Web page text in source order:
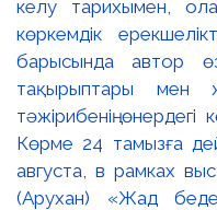
келу тарихымен,
көркемдік
барысында автор өз
тақырыптары мен
тәжірибенің өнердегі
Көрме 24 тамызға
августа, в рамках
(Арухан) «Жад